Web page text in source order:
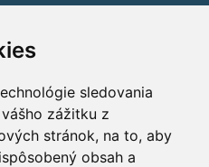
sledovania
zážitku z
stránok, na to, aby
obsah a